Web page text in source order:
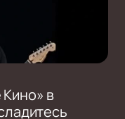
в